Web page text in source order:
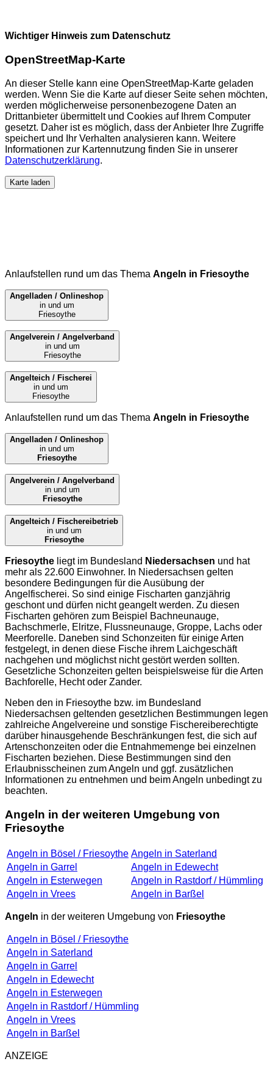
Wichtiger Hinweis zum Datenschutz
OpenStreetMap-Karte
An dieser Stelle kann eine OpenStreetMap-Karte geladen
werden. Wenn Sie die Karte auf dieser Seite sehen möchten,
werden möglicherweise personenbezogene Daten an
Drittanbieter übermittelt und Cookies auf Ihrem Computer
gesetzt. Daher ist es möglich, dass der Anbieter Ihre Zugriffe
speichert und Ihr Verhalten analysieren kann. Weitere
Informationen zur Kartennutzung finden Sie in unserer
Datenschutzerklärung.
Karte laden
Anlaufstellen rund um das Thema Angeln in Friesoythe
Angelladen / Onlineshop
in und um
Friesoythe
Angelverein / Angelverband
in und um
Friesoythe
Angelteich / Fischerei
in und um
Friesoythe
Anlaufstellen rund um das Thema Angeln in Friesoythe
Angelladen / Onlineshop
in und um
Friesoythe
Angelverein / Angelverband
in und um
Friesoythe
Angelteich / Fischereibetrieb
in und um
Friesoythe
Friesoythe liegt im Bundesland Niedersachsen und hat
mehr als 22.600 Einwohner. In Niedersachsen gelten
besondere Bedingungen für die Ausübung der
Angelfischerei. So sind einige Fischarten ganzjährig
geschont und dürfen nicht geangelt werden. Zu diesen
Fischarten gehören zum Beispiel Bachneunauge,
Bachschmerle, Elritze, Flussneunauge, Groppe, Lachs oder
Meerforelle. Daneben sind Schonzeiten für einige Arten
festgelegt, in denen diese Fische ihrem Laichgeschäft
nachgehen und möglichst nicht gestört werden sollten.
Gesetzliche Schonzeiten gelten beispielsweise für die Arten
Bachforelle, Hecht oder Zander.
Neben den in Friesoythe bzw. im Bundesland
Niedersachsen geltenden gesetzlichen Bestimmungen legen
zahlreiche Angelvereine und sonstige Fischereiberechtigte
darüber hinausgehende Beschränkungen fest, die sich auf
Artenschonzeiten oder die Entnahmemenge bei einzelnen
Fischarten beziehen. Diese Bestimmungen sind den
Erlaubnisscheinen zum Angeln und ggf. zusätzlichen
Informationen zu entnehmen und beim Angeln unbedingt zu
beachten.
Angeln in der weiteren Umgebung von
Friesoythe
Angeln in Bösel / Friesoythe Angeln in Saterland
Angeln in Garrel
Angeln in Edewecht
Angeln in Esterwegen
Angeln in Rastdorf / Hümmling
Angeln in Vrees
Angeln in Barßel
Angeln in der weiteren Umgebung von Friesoythe
Angeln in Bösel / Friesoythe
Angeln in Saterland
Angeln in Garrel
Angeln in Edewecht
Angeln in Esterwegen
Angeln in Rastdorf / Hümmling
Angeln in Vrees
Angeln in Barßel
ANZEIGE